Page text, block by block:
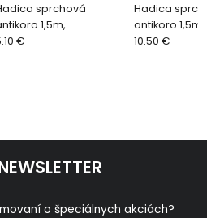
sprchová
1,5m,
leklý
€
Hadica
antikoro 1,5m,
10.50 €
o špeciálnych akciách?